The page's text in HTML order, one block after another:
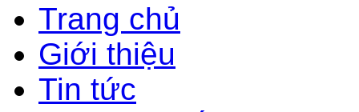
Trang chủ
Giới thiệu
Tin tức